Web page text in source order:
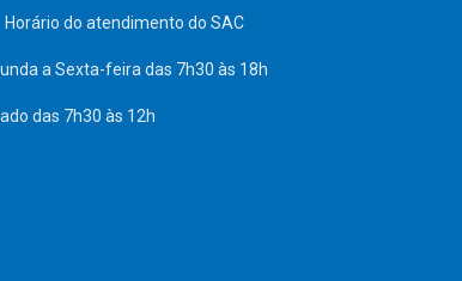
Horário do atendimento do SAC
a Sexta-feira das 7h30 às 18h
das 7h30 às 12h